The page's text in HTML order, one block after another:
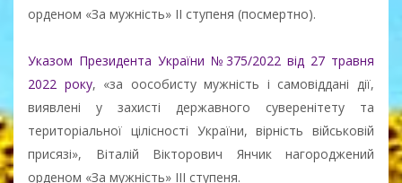
орденом «За мужність» II ступеня (посмертно).
Указом Президента України №375/2022 від 27 травня
2022 року, «за оособисту мужність і самовіддані дії,
виявлені у захисті державного суверенітету та
територіальної цілісності України, вірність військовій
присязі», Віталій Вікторович Янчик нагороджений
орденом «За мужність» III ступеня.